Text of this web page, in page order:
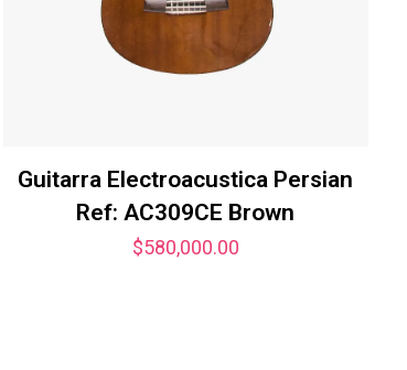
Guitarra Electroacustica Persian
Ref: AC309CE Brown
$580,000.00